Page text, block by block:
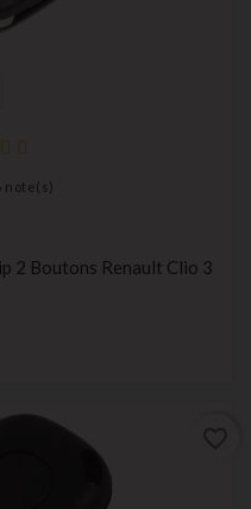
note(s)
2 Boutons Renault Clio 3